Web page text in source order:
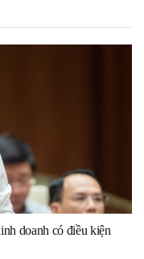
doanh có điều kiện